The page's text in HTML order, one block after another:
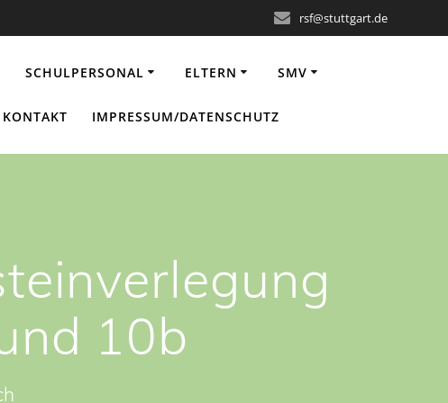
rsf@stuttgart.de
SCHULPERSONAL ELTERN SMV
KONTAKT IMPRESSUM/DATENSCHUTZ
10b